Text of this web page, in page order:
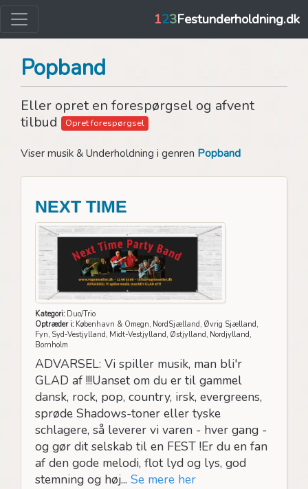
123Festunderholdning.dk
Popband
Eller opret en forespørgsel og afvent
tilbud
Opret forespørgsel
Viser musik & Underholdning i genren Popband
NEXT TIME
Kategori:Duo/Trio
Optræder i:København & Omegn, NordSjælland, Øvrig Sjælland,
Fyn, Syd-Vestjylland, Midt-Vestjylland, Østjylland, Nordjylland,
Bornholm
ADVARSEL: Vi spiller musik, man bli'r
GLAD af !!!Uanset om du er til gammel
dansk, rock, pop, country, irsk, evergreens,
sprøde Shadows-toner eller tyske
schlagere, så leverer vi varen - hver gang -
og gør dit selskab til en FEST !Er du en fan
af den gode melodi, flot lyd og lys, god
stemning og høj... Se mere her